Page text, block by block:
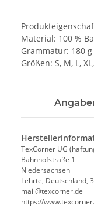
Material: 100 %
Grammatur: 180 g
Größen: S, M, L,
TexCorner UG
Bahnhofstraße 1
Niedersachsen
Lehrte, Deutschland,
mail@texcorner.de
https://